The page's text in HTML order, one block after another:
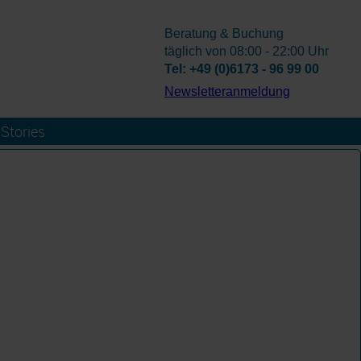
Beratung & Buchung
täglich von 08:00 - 22:00 Uhr
Tel: +49 (0)6173 - 96 99 00
­Newsletteranmeldung